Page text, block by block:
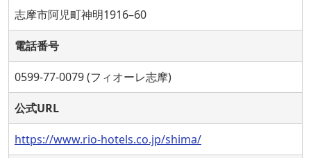
志摩市阿児町神明1916–60
電話番号
0599-77-0079 (フィオーレ志摩)
公式URL
https://www.rio-hotels.co.jp/shima/